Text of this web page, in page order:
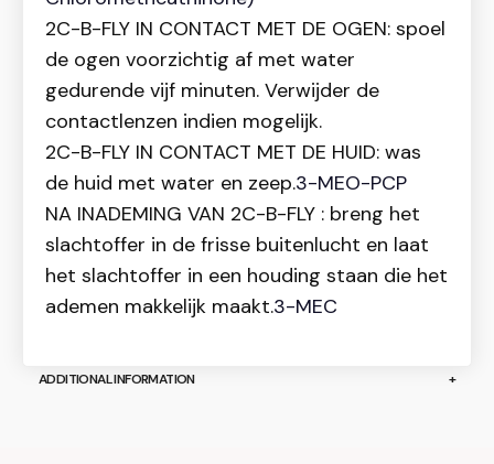
2C-B-FLY IN CONTACT MET DE OGEN: spoel
de ogen voorzichtig af met water
gedurende vijf minuten. Verwijder de
contactlenzen indien mogelijk.
2C-B-FLY IN CONTACT MET DE HUID: was
de huid met water en zeep.3-MEO-PCP
NA INADEMING VAN 2C-B-FLY : breng het
slachtoffer in de frisse buitenlucht en laat
het slachtoffer in een houding staan die het
ademen makkelijk maakt.3-MEC
ADDITIONAL INFORMATION